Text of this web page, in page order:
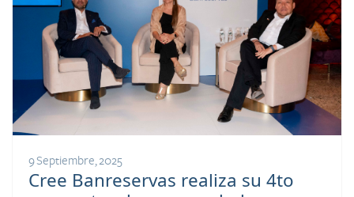
9 Septiembre, 2025
Cree Banreservas realiza su 4to